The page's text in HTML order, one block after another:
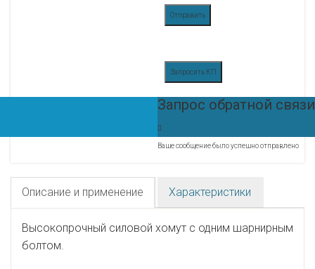
Отправить
Запросить КП
Запрос обратной связи
Ваше сообщение было успешно отправлено
Описание и применение Характеристики
Высокопрочный силовой хомут с одним шарнирным
болтом.